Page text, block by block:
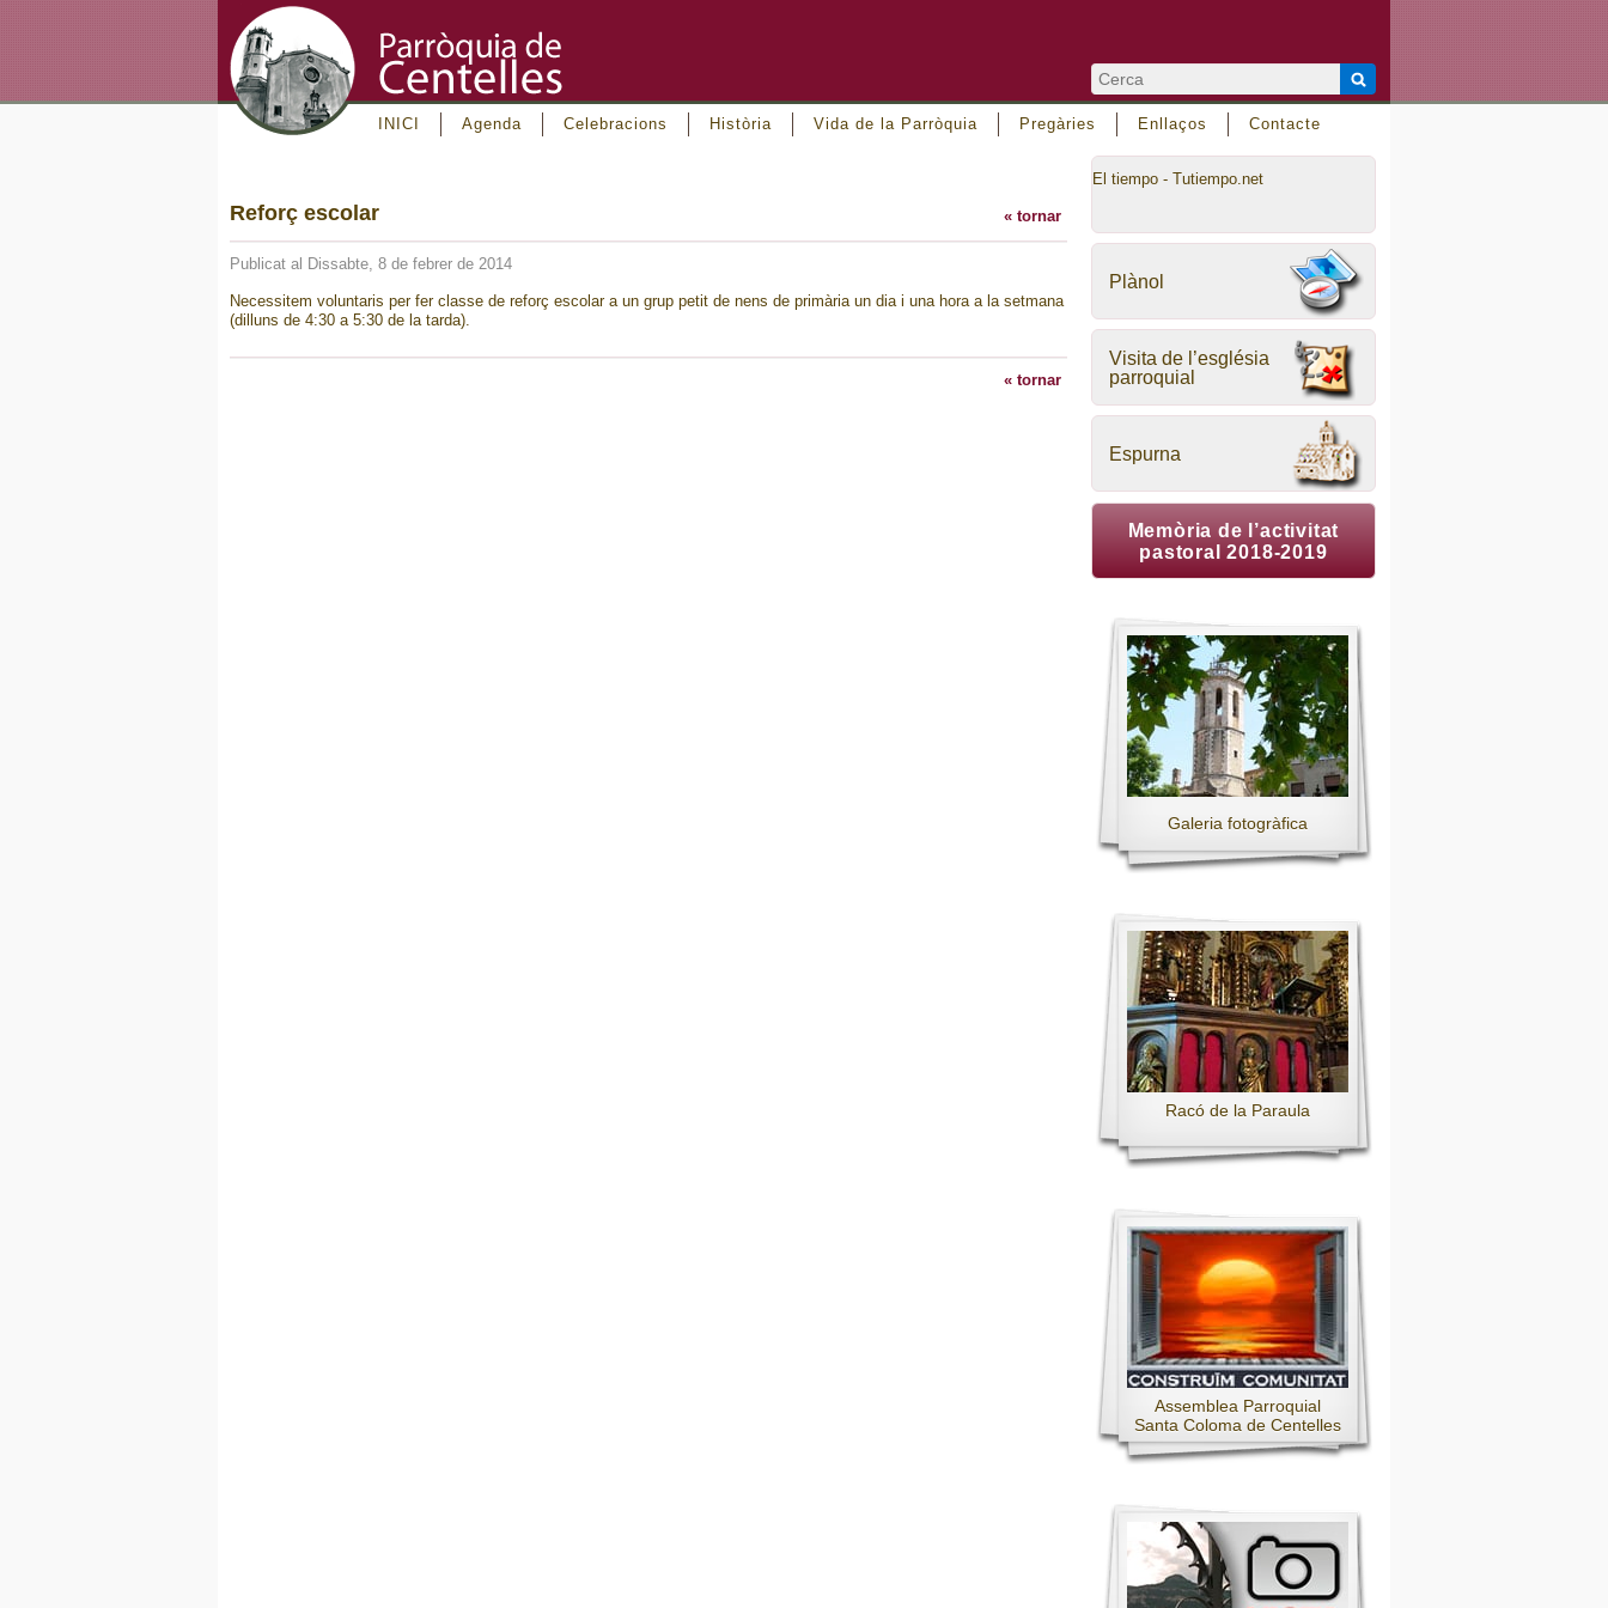
INICI Agenda Celebracions Història Vida de la Parròquia Pregàries Enllaços Contacte
Reforç escolar « tornar
Publicat al Dissabte, 8 de febrer de 2014
Necessitem voluntaris per fer classe de reforç escolar a un grup petit de nens de primària un dia i una hora a la setmana
(dilluns de 4:30 a 5:30 de la tarda).
« tornar
El tiempo - Tutiempo.net
Plànol
Visita de l’església
parroquial
Espurna
Memòria de l’activitat
pastoral 2018-2019
Galeria fotogràfica
Racó de la Paraula
Assemblea Parroquial
Santa Coloma de Centelles